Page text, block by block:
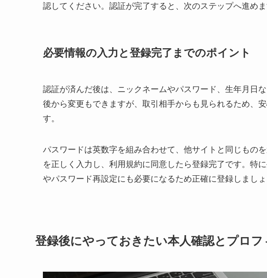
認してください。認証が完了すると、次のステップへ進めま
必要情報の入力と登録完了までのポイント
認証が済んだ後は、ニックネームやパスワード、生年月日
後から変更もできますが、取引相手からも見られるため、
す。
パスワードは英数字を組み合わせて、他サイトと同じもの
を正しく入力し、利用規約に同意したら登録完了です。特
やパスワード再設定にも必要になるため正確に登録しましょ
登録後にやっておきたい本人確認とプロフ